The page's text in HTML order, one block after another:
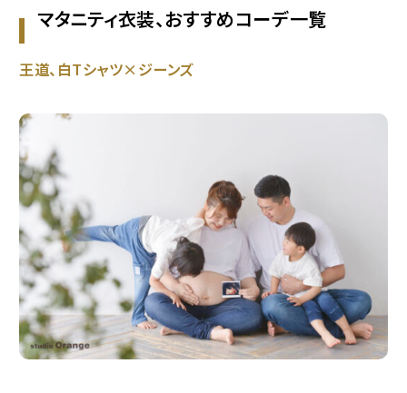
マタニティ衣装、おすすめコーデ一覧
王道、白Tシャツ×ジーンズ